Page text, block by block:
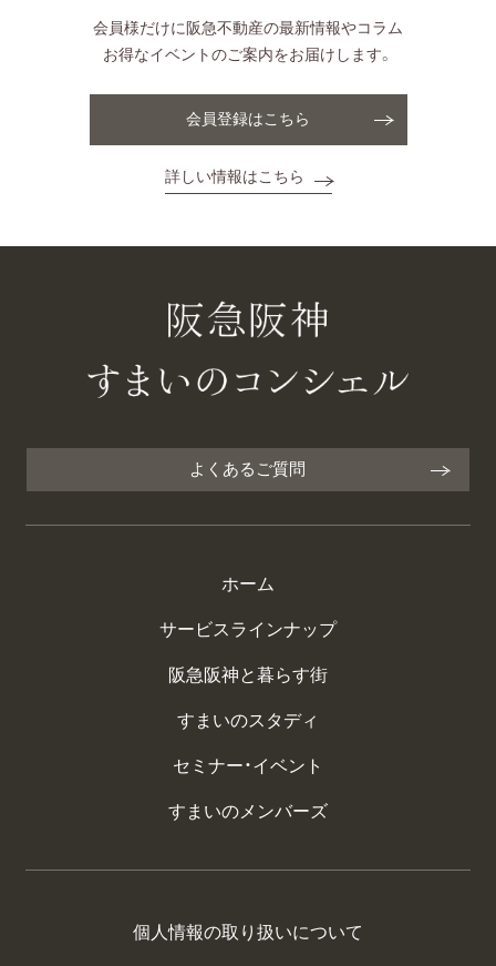
会員様だけに阪急不動産の最新情報やコラム
お得なイベントのご案内をお届けします。
会員登録はこちら
詳しい情報はこちら
よくあるご質問
ホーム
サービスラインナップ
阪急阪神と暮らす街
すまいのスタディ
セミナー・イベント
すまいのメンバーズ
個人情報の取り扱いについて